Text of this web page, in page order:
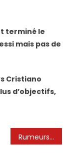
terminé le
mais pas de
Cristiano
d’objectifs,
Rumeurs de transfert de Lionel Messi – Barcelone Legend devrait quitter Inter Miami pour son dernier chapitre de football